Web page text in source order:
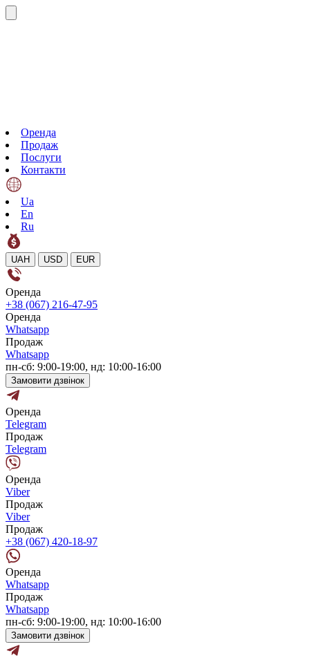
Оренда
Продаж
Послуги
Контакти
Ua
En
Ru
UAH USD EUR
Оренда
+38 (067) 216-47-95
Оренда
Whatsapp
Продаж
Whatsapp
пн-сб: 9:00-19:00, нд: 10:00-16:00
Замовити дзвінок
Оренда
Telegram
Продаж
Telegram
Оренда
Viber
Продаж
Viber
Продаж
+38 (067) 420-18-97
Оренда
Whatsapp
Продаж
Whatsapp
пн-сб: 9:00-19:00, нд: 10:00-16:00
Замовити дзвінок